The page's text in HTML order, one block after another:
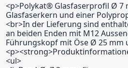
<p>Polykat® Glasfaserprofil Ø 7
Glasfaserkern und einer
<br>In der Lieferung sind
an beiden Enden mit M12
Führungskopf mit Öse Ø 25 mm
<ul>